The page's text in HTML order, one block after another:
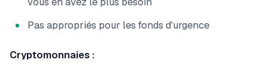
Pas appropriés pour les fonds d'urgence
Cryptomonnaies :